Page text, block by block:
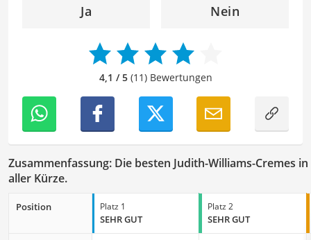
Empfehlungen, um Lesern dabei zu helfen, die besten
Schönheits- als auch Pflegeroutine zu optimieren.
Der Judith-Williams-Creme-Vergleich ist aus unserer Sicht
besonders empfehlenswert fürFrauenund
Ja Nein
4,1 / 5(11) Bewertungen
Zusammenfassung: Die besten Judith-Williams-Cremes in
aller Kürze.
Position Platz 1
SEHR GUT
Platz 2
SEHR GUT